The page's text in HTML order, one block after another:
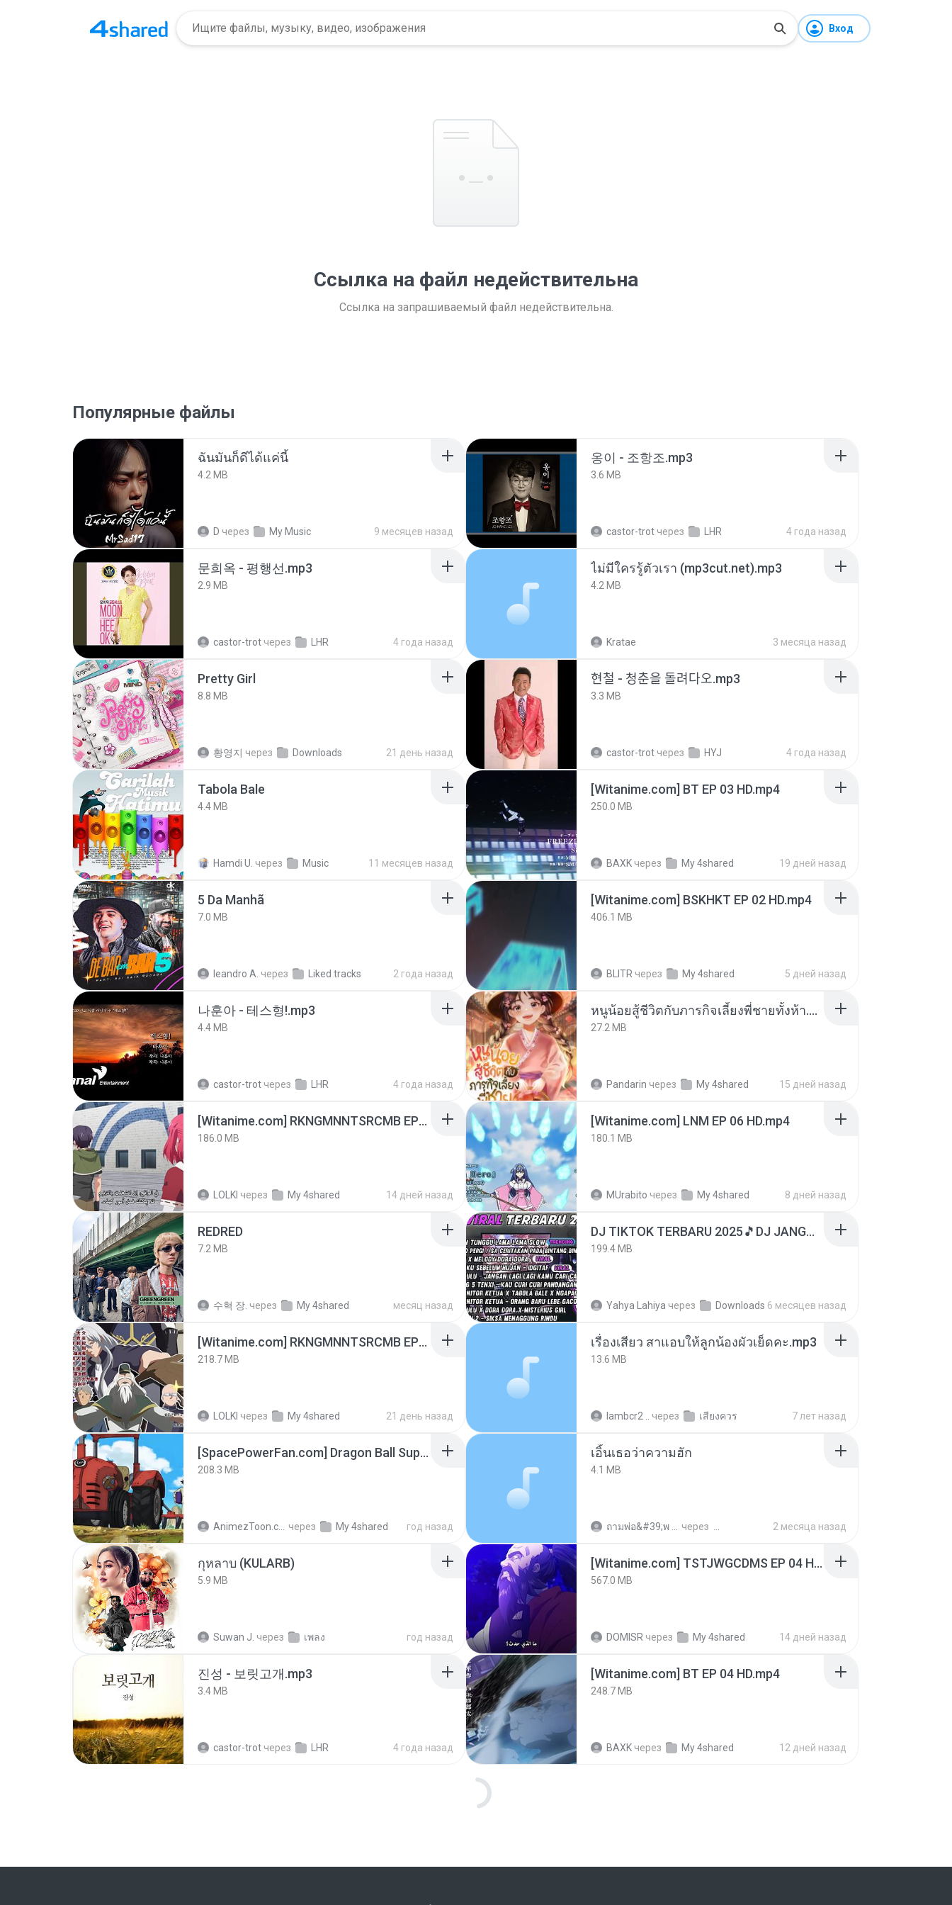
Вход
Ссылка на файл недействительна
Ссылка на запрашиваемый файл недействительна.
Популярные файлы
ฉันมันก็ดีได้แค่นี้
4.2 MB
D через My Music 9 месяцев назад
옹이 - 조항조.mp3
3.6 MB
castor-trot через LHR 4 года назад
문희옥 - 평행선.mp3
2.9 MB
castor-trot через LHR 4 года назад
ไม่มีใครรู้ตัวเรา (mp3cut.net).mp3
4.2 MB
Kratae 3 месяца назад
Pretty Girl
8.8 MB
황영지 через Downloads 21 день назад
현철 - 청춘을 돌려다오.mp3
3.3 MB
castor-trot через HYJ 4 года назад
Tabola Bale
4.4 MB
Hamdi U. через Music 11 месяцев назад
[Witanime.com] BT EP 03 HD.mp4
250.0 MB
BAXK через My 4shared 19 дней назад
5 Da Manhã
7.0 MB
leandro A. через Liked tracks 2 года назад
[Witanime.com] BSKHKT EP 02 HD.mp4
406.1 MB
BLITR через My 4shared 5 дней назад
나훈아 - 테스형!.mp3
4.4 MB
castor-trot через LHR 4 года назад
หนูน้อยสู้ชีวิตกับภารกิจเลี้ยงพี่ชายทั้งห้า.pdf
27.2 MB
Pandarin через My 4shared 15 дней назад
[Witanime.com] RKNGMNNTSRCMB EP 05 HD.mp4
186.0 MB
LOLKI через My 4shared 14 дней назад
[Witanime.com] LNM EP 06 HD.mp4
180.1 MB
MUrabito через My 4shared 8 дней назад
REDRED
7.2 MB
수혁 장. через My 4shared месяц назад
DJ TIKTOK TERBARU 2025🎵DJ JANGAN TUNGGU LAMA LAMA NANTI LAMA LAMA 🎵DJ SEDIA AKU SEBELUM HUJAN
199.4 MB
Yahya Lahiya через Downloads 6 месяцев назад
[Witanime.com] RKNGMNNTSRCMB EP 04 HD.mp4
218.7 MB
LOLKI через My 4shared 21 день назад
เรื่องเสียว สาแอบให้ลูกน้องผัวเย็ดคะ.mp3
13.6 MB
lambcr2 .. через เสียงควร 7 лет назад
[SpacePowerFan.com] Dragon Ball Super EP1 480p.mp4
208.3 MB
через My 4shared год назад
เอิ้นเธอว่าความฮัก
4.1 MB
через 2 месяца назад
กุหลาบ (KULARB)
5.9 MB
Suwan J. через เพลง год назад
[Witanime.com] TSTJWGCDMS EP 04 HD.mp4
567.0 MB
DOMISR через My 4shared 14 дней назад
진성 - 보릿고개.mp3
3.4 MB
castor-trot через LHR 4 года назад
[Witanime.com] BT EP 04 HD.mp4
248.7 MB
BAXK через My 4shared 12 дней назад